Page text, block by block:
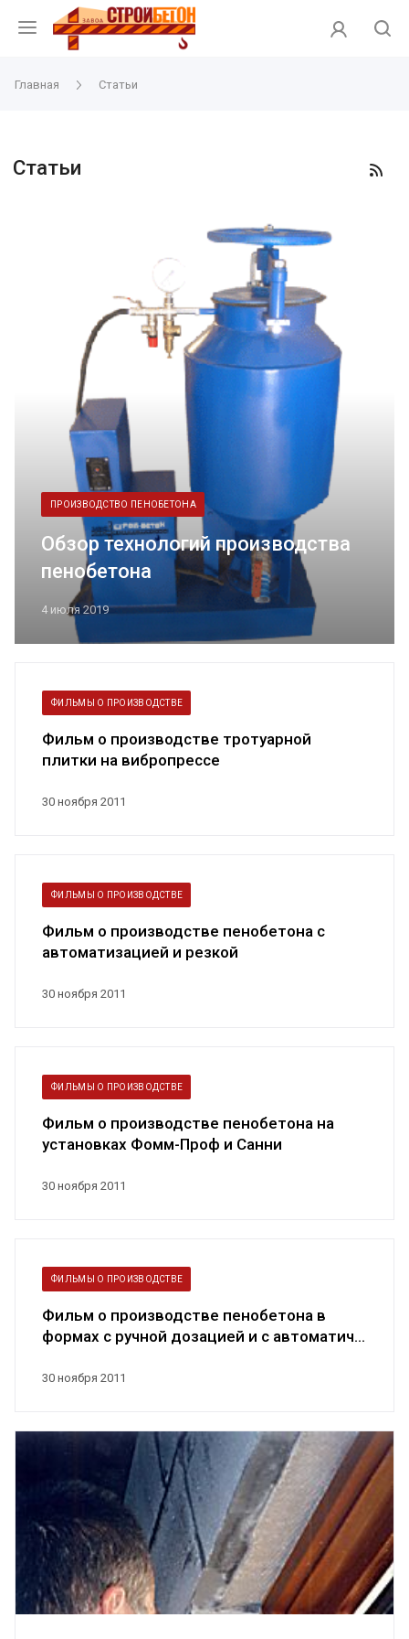
Главная Статьи
Статьи
ПРОИЗВОДСТВО ПЕНОБЕТОНА
Обзор технологий производства
пенобетона
4 июля 2019
30 ноября 2011
ФИЛЬМЫ О ПРОИЗВОДСТВЕ
Фильм о производстве тротуарной
плитки на вибропрессе
30 ноября 2011
ФИЛЬМЫ О ПРОИЗВОДСТВЕ
Фильм о производстве пенобетона с
автоматизацией и резкой
30 ноября 2011
ФИЛЬМЫ О ПРОИЗВОДСТВЕ
Фильм о производстве пенобетона на
установках Фомм-Проф и Санни
30 ноября 2011
ФИЛЬМЫ О ПРОИЗВОДСТВЕ
Фильм о производстве пенобетона в
формах с ручной дозацией и с автоматич...